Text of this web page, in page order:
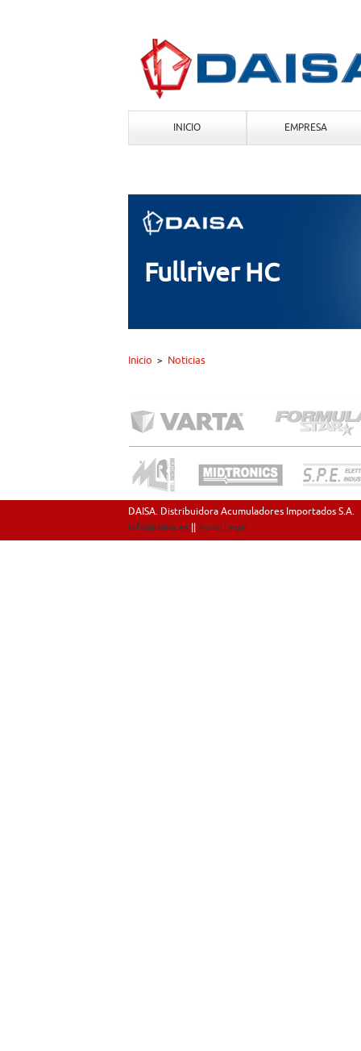
INICIO EMPRESA
Fullriver HC
Inicio > Noticias
DAISA. Distribuidora Acumuladores Importados S.A.
info@daisa.es|| Aviso Legal